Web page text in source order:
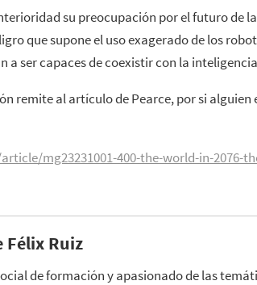
su preocupación por el futuro de
que supone el uso exagerado de los
a ser capaces de coexistir con la
remite al artículo de Pearce, por si alguien
mg23231001-400-the-world-in-2076-
Félix Ruiz
de formación y apasionado de las